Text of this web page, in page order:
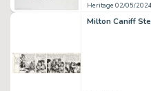
Heritage 02/05/2024